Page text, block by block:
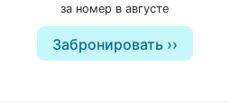
за номер в августе
Забронировать